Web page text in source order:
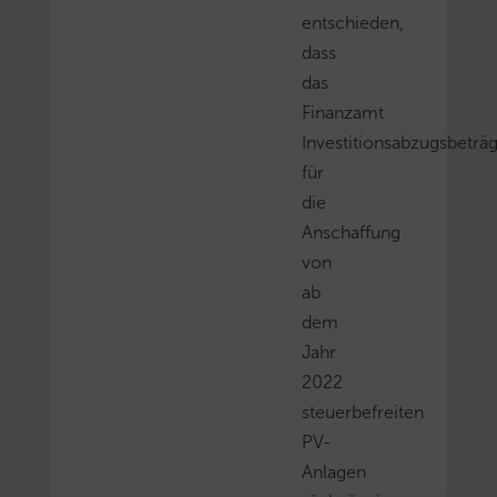
entschieden,
dass
das
Finanzamt
für
die
Anschaffung
von
ab
dem
Jahr
2022
steuerbefreiten
PV-
Anlagen